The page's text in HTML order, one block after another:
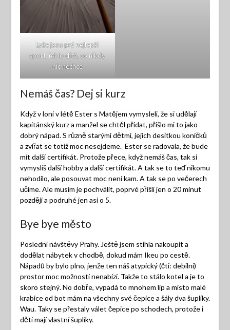
Lyže jsou prý nejlepší
sport, řeklo dítě, co nikdy
nic nechce
Nemáš čas? Dej si kurz
Když v loni v létě Ester s Matějem vymysleli, že si udělají
kapitánský kurz a manžel se chtěl přidat, přišlo mi to jako
dobrý nápad. S různě starými dětmi, jejich desítkou koníčků
a zvířat se totiž moc nesejdeme. Ester se radovala, že bude
mít další certifikát. Protože přece, když nemáš čas, tak si
vymyslíš další hobby a další certifikát. A tak se to teď nikomu
nehodilo, ale posouvat moc není kam. A tak se po večerech
učíme. Ale musím je pochválit, poprvé přišli jen o 20 minut
později a podruhé jen asi o 5.
Bye bye město
Poslední návštěvy Prahy. Ještě jsem stihla nakoupit a
dodělat nábytek v chodbě, dokud mám Ikeu po cestě.
Nápadů by bylo plno, jenže ten náš atypický (čti: debilní)
prostor moc možností nenabízí. Takže to stálo kotel a je to
skoro stejný. No dobře, vypadá to mnohem líp a místo malé
krabice od bot mám na všechny své čepice a šály dva šuplíky.
Wau. Taky se přestaly válet čepice po schodech, protože i
děti mají vlastní šuplíky.